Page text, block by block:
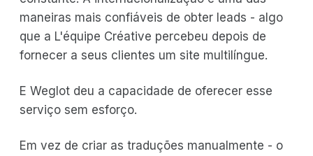
maneiras mais confiáveis de obter leads - algo
que a L'équipe Créative percebeu depois de
fornecer a seus clientes um site multilíngue.
E Weglot deu a capacidade de oferecer esse
serviço sem esforço.
Em vez de criar as traduções manualmente - o